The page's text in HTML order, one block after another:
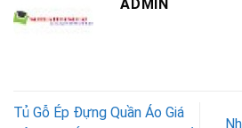
ADMIN
Tủ Gỗ Ép Đựng Quần Áo Giá